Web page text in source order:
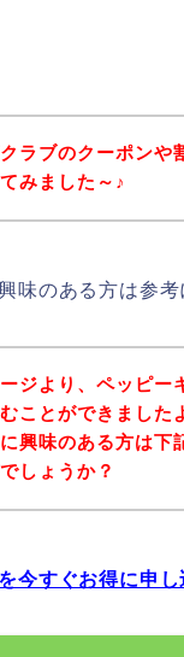
ラブのクーポンや
みました～♪
味のある方は参考
ジより、ペッピー
ことができました
興味のある方は下
しょうか？
今すぐお得に申